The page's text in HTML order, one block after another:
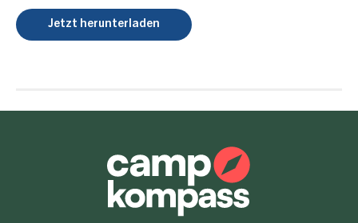
Jetzt herunterladen